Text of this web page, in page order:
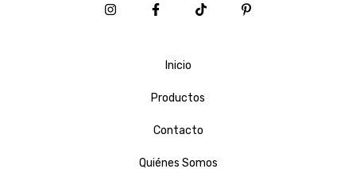
Inicio
Productos
Contacto
Quiénes Somos